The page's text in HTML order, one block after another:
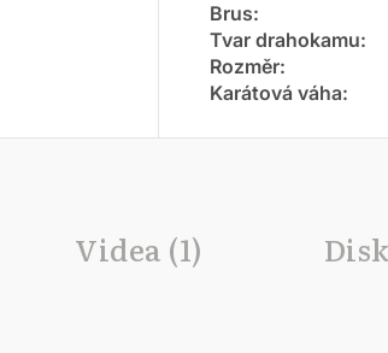
Brus:
Tvar drahokamu:
Rozměr:
Karátová váha:
Videa (1)